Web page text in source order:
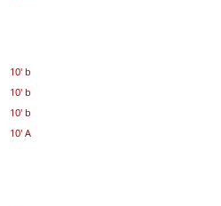
10' b
10' b
10' b
10' A